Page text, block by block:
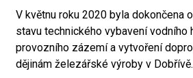
V květnu roku 2020 byla dokončena
stavu technického vybavení vodního
provozního zázemí a vytvoření
dějinám železářské výroby v Dobřívě.